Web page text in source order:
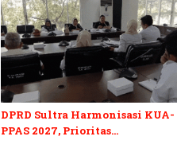
DPRD Sultra Harmonisasi KUA-
PPAS 2027, Prioritas